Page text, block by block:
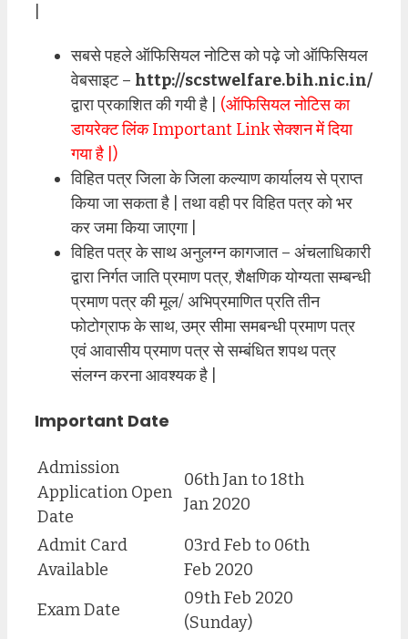
सबसे पहले ऑफिसियल नोटिस को पढ़े जो ऑफिसियल
वेबसाइट – http://scstwelfare.bih.nic.in/
द्वारा प्रकाशित की गयी है | (ऑफिसियल नोटिस का
डायरेक्ट लिंक Important Link सेक्शन में दिया
गया है |)
विहित पत्र जिला के जिला कल्याण कार्यालय से प्राप्त
किया जा सकता है | तथा वही पर विहित पत्र को भर
कर जमा किया जाएगा |
विहित पत्र के साथ अनुलग्न कागजात – अंचलाधिकारी
द्वारा निर्गत जाति प्रमाण पत्र, शैक्षणिक योग्यता सम्बन्धी
प्रमाण पत्र की मूल/ अभिप्रमाणित प्रति तीन
फोटोग्राफ के साथ, उम्र सीमा समबन्धी प्रमाण पत्र
एवं आवासीय प्रमाण पत्र से सम्बंधित शपथ पत्र
संलग्न करना आवश्यक है |
Important Date
Admission
Application Open
Date
06th Jan to 18th
Jan 2020
Admit Card
Available
03rd Feb to 06th
Feb 2020
Exam Date
09th Feb 2020
(Sunday)